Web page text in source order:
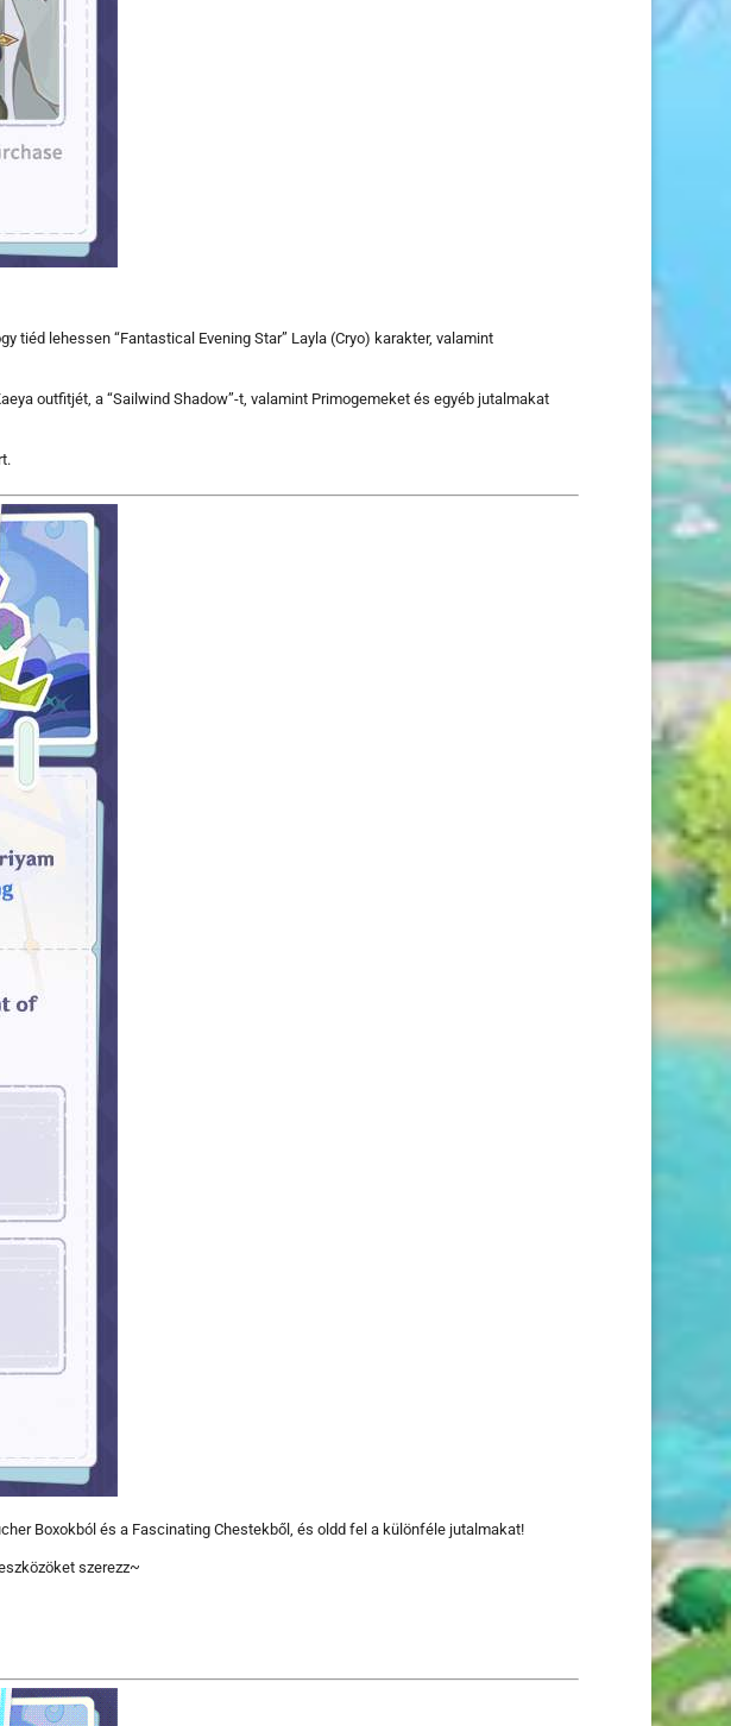
lehessen “Fantastical Evening Star” Layla (Cryo) karakter, valamint
outfitjét, a “Sailwind Shadow”-t, valamint Primogemeket és egyéb jutalmakat
Boxokból és a Fascinating Chestekből, és oldd fel a különféle jutalmakat!
szerezz~